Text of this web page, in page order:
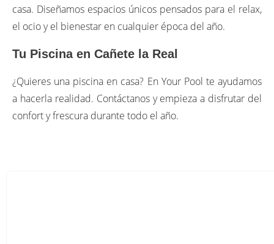
casa. Diseñamos espacios únicos pensados para el relax,
el ocio y el bienestar en cualquier época del año.
Tu Piscina en Cañete la Real
¿Quieres una piscina en casa? En Your Pool te ayudamos
a hacerla realidad. Contáctanos y empieza a disfrutar del
confort y frescura durante todo el año.